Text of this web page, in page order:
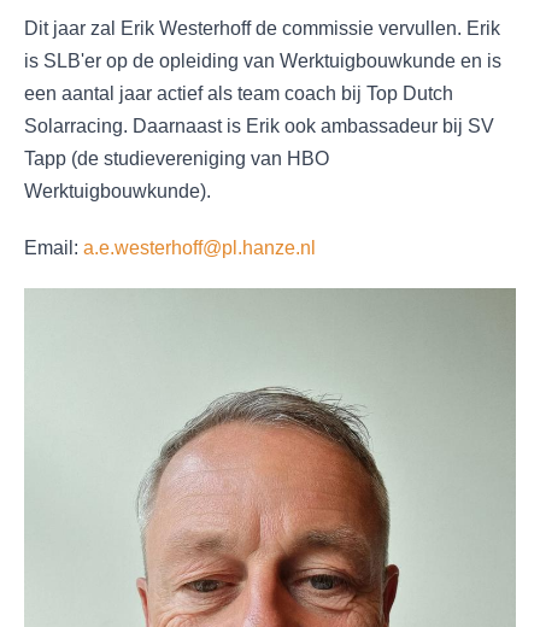
Dit jaar zal Erik Westerhoff de commissie vervullen. Erik
is SLB'er op de opleiding van Werktuigbouwkunde en is
een aantal jaar actief als team coach bij Top Dutch
Solarracing. Daarnaast is Erik ook ambassadeur bij SV
Tapp (de studievereniging van HBO
Werktuigbouwkunde).
Email: a.e.westerhoff@pl.hanze.nl